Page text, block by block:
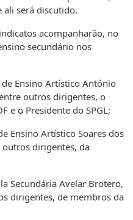
ali será discutido.
acompanharão, no
secundário nos
Ensino Artístico António
outros dirigentes, o
e o Presidente do SPGL;
Ensino Artístico Soares dos
outros dirigentes, da
Secundária Avelar Brotero,
dirigentes, de membros da